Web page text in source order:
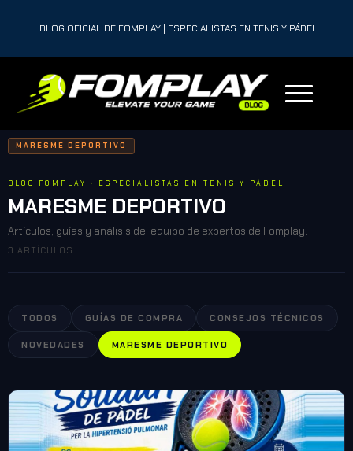
BLOG OFICIAL DE FOMPLAY | ESPECIALISTAS EN TENIS Y PÁDEL
BLOG FOMPLAY · ESPECIALISTAS EN TENIS Y PÁDEL
MARESME DEPORTIVO
Artículos, guías y análisis del equipo de expertos de Fomplay.
3 ARTÍCULOS
TODOS GUÍAS DE COMPRA CONSEJOS TÉCNICOS
NOVEDADES MARESME DEPORTIVO
MARESME DEPORTIVO